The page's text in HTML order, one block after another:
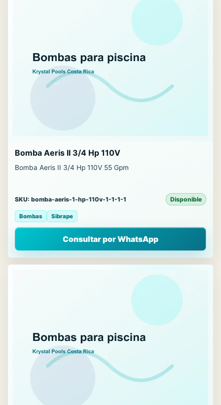
Bomba Aeris II 3/4 Hp 110V
Bomba Aeris II 3/4 Hp 110V 55 Gpm
SKU: bomba-aeris-1-hp-110v-1-1-1-1 Disponible
Bombas Sibrape
Consultar por WhatsApp